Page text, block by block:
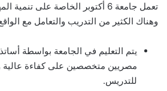
تعمل جامعة 6 أكتوبر الخاصة على
وهناك الكثير من التدريب والتعامل مع
يتم التعليم في الجامعة بواسطة
مصريين متخصصين على كفاءة عالية
للتدريس.